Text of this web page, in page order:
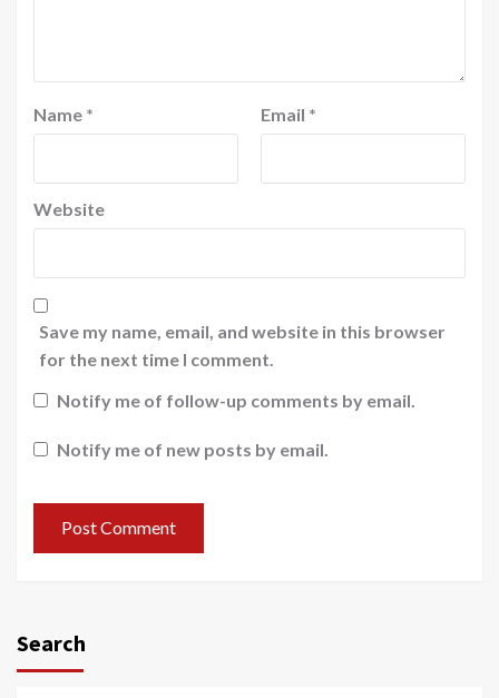
Name * Email *
Website
Save my name, email, and website in this browser
for the next time I comment.
Notify me of follow-up comments by email.
Notify me of new posts by email.
Search